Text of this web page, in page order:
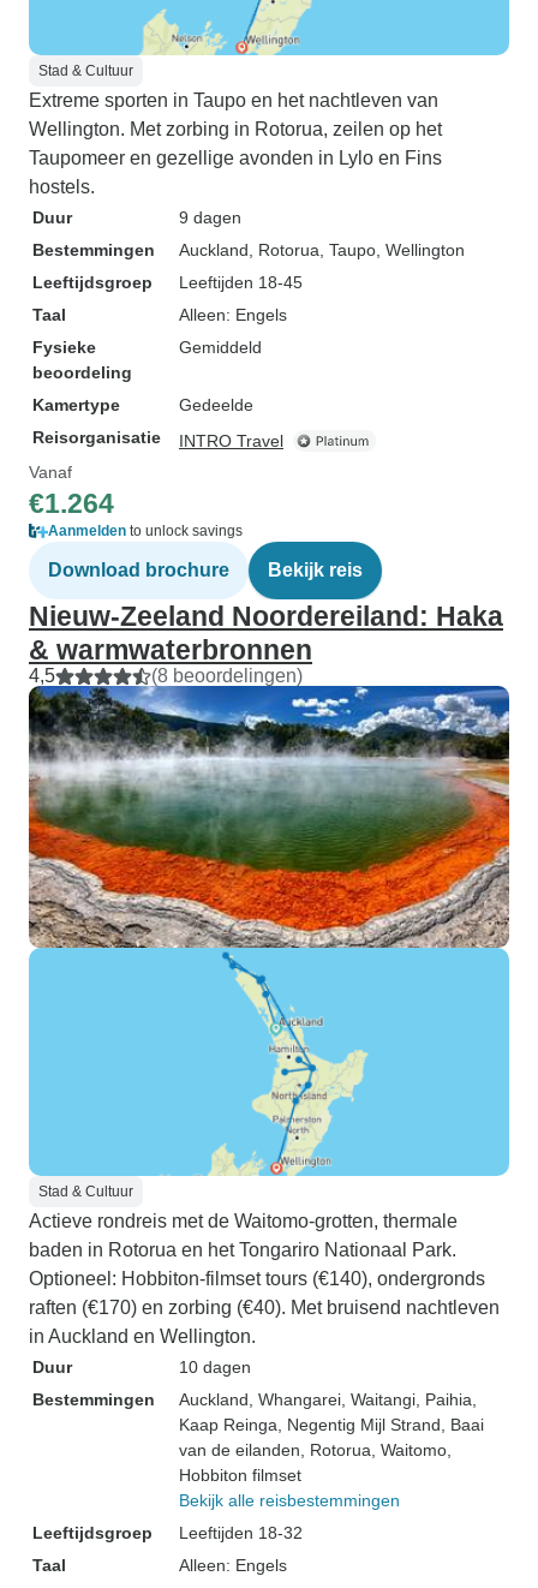
Stad & Cultuur
Extreme sporten in Taupo en het nachtleven van
Wellington. Met zorbing in Rotorua, zeilen op het
Taupomeer en gezellige avonden in Lylo en Fins
hostels.
Duur
9 dagen
Bestemmingen
Auckland , Rotorua , Taupo , Wellington
Leeftijdsgroep
Leeftijden 18-45
Taal
Alleen: Engels
Fysieke
beoordeling
Gemiddeld
Kamertype
Gedeelde
Reisorganisatie
INTRO Travel
Vanaf
€1.264
Aanmelden to unlock savings
Download brochure Bekijk reis
Nieuw-Zeeland Noordereiland: Haka
& warmwaterbronnen
4,5 (8 beoordelingen)
Stad & Cultuur
Actieve rondreis met de Waitomo-grotten, thermale
baden in Rotorua en het Tongariro Nationaal Park.
Optioneel: Hobbiton-filmset tours (€140), ondergronds
raften (€170) en zorbing (€40). Met bruisend nachtleven
in Auckland en Wellington.
Duur
10 dagen
Bestemmingen
Auckland , Whangarei , Waitangi , Paihia
Kaap Reinga , Negentig Mijl Strand , Baai
van de eilanden , Rotorua , Waitomo
Hobbiton filmset
Bekijk alle reisbestemmingen
Leeftijdsgroep
Leeftijden 18-32
Taal
Alleen: Engels